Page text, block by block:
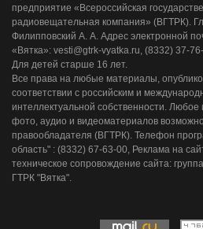
предприятие «Всероссийская
радиовещательная компания» (ВГТРК).
Филипповский А. А. Адрес электронной
«Вятка»: vesti@gtrk-vyatka.ru, (8332) 37-
Для детей старше 16 лет.
Все права на любые материалы,
соответствии с российским и
интеллектуальной собственности. Любое
фото, аудио и видеоматериалов возможно
правообладателя (ВГТРК). Телефон
область" : (8332) 67-63-00, Реклама на
техническое сопровождение сайта:
ГТРК "Вятка".